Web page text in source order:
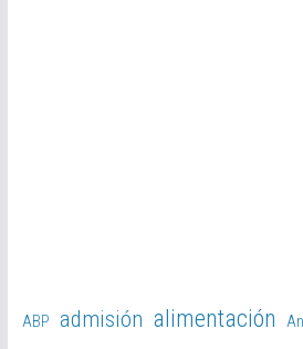
ABP admisión alimentación